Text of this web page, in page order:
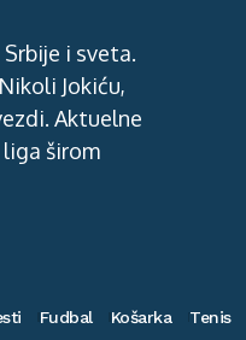
i sveta.
Jokiću,
Aktuelne
širom
Fudbal Košarka Tenis